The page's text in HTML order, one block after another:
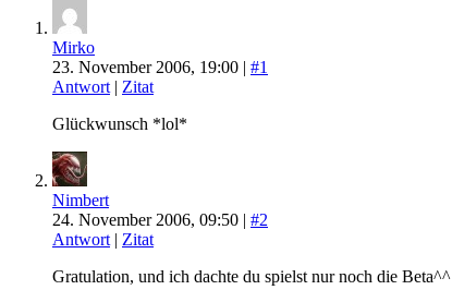
Mirko
23. November 2006, 19:00 | #1
Antwort | Zitat
Glückwunsch *lol*
Nimbert
24. November 2006, 09:50 | #2
Antwort | Zitat
Gratulation, und ich dachte du spielst nur noch die Beta^^